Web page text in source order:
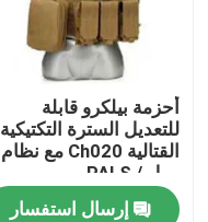
حولنا
جولة في المصنع
مراقبة الجودة
أحزمة بيلكرو قابلة
للتعديل السترة التكتيكية
القتالية Ch020 مع نظام
مول / PALS
إرسال استفسار